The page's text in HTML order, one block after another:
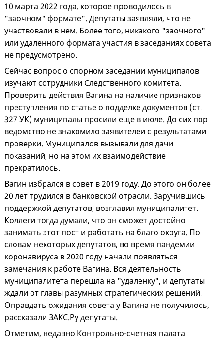
10 марта 2022 года, которое проводилось в
"заочном" формате". Депутаты заявляли, что не
участвовали в нем. Более того, никакого "заочного"
или удаленного формата участия в заседаниях совета
не предусмотрено.
Сейчас вопрос о спорном заседании муниципалов
изучают сотрудники Следственного комитета.
Проверить действия Вагина на наличие признаков
преступления по статье о подделке документов (ст.
327 УК) муниципалы просили еще в июле. До сих пор
ведомство не знакомило заявителей с результатами
проверки. Муниципалов вызывали для дачи
показаний, но на этом их взаимодействие
прекратилось.
Вагин избрался в совет в 2019 году. До этого он более
20 лет трудился в банковской отрасли. Заручившись
поддержкой депутатов, возглавил муниципалитет.
Коллеги тогда думали, что он сможет достойно
занимать этот пост и работать на благо округа. По
словам некоторых депутатов, во время пандемии
коронавируса в 2020 году начали появляться
замечания к работе Вагина. Вся деятельность
муниципалитета перешла на "удаленку", и депутаты
ждали от главы разумных стратегических решений.
Оправдать ожидания совета у Вагина не получилось,
рассказали ЗАКС.Ру депутаты.
Отметим, недавно Контрольно-счетная палата